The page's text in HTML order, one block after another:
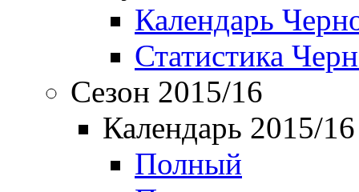
Календарь
Статистика
Сезон 2015/16
Календарь 2015/16
Полный